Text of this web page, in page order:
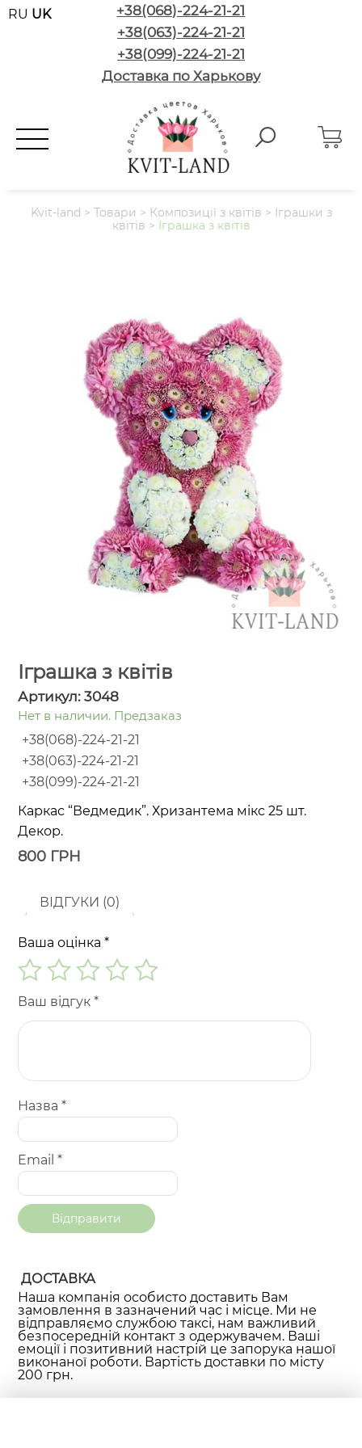
RU UK
+38(068)-224-21-21
+38(063)-224-21-21
+38(099)-224-21-21
Доставка по Харькову
Kvit-land > Товари > Композиції з квітів > Іграшки з
квітів > Іграшка з квітів
Іграшка з квітів
Артикул:3048
Нет в наличии. Предзаказ
+38(068)-224-21-21
+38(063)-224-21-21
+38(099)-224-21-21
Каркас “Ведмедик”. Хризантема мікс 25 шт.
Декор.
800 ГРН
ВІДГУКИ (0)
Ваша оцінка*
Ваш відгук*
Назва*
Email*
ДОСТАВКА
Наша компанія особисто доставить Вам
замовлення в зазначений час і місце. Ми не
відправляємо службою таксі, нам важливий
безпосередній контакт з одержувачем. Ваші
емоції і позитивний настрій це запорука нашої
виконаної роботи. Вартість доставки по місту
200 грн.